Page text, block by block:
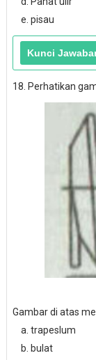
e. pisau
18. Perhatikan
Gambar di atas
a. trapeslum
b. bulat